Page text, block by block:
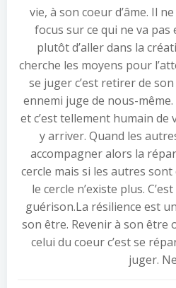
vie, à son coeur d’âme. Il
focus sur ce qui ne va pas
plutôt d’aller dans la
cherche les moyens pour
se juger c’est retirer de
ennemi juge de nous-même.
et c’est tellement humain
y arriver. Quand les
accompagner alors la
cercle mais si les autres
le cercle n’existe plus.
guérison.La résilience est
son être. Revenir à son être
celui du coeur c’est se
juger.